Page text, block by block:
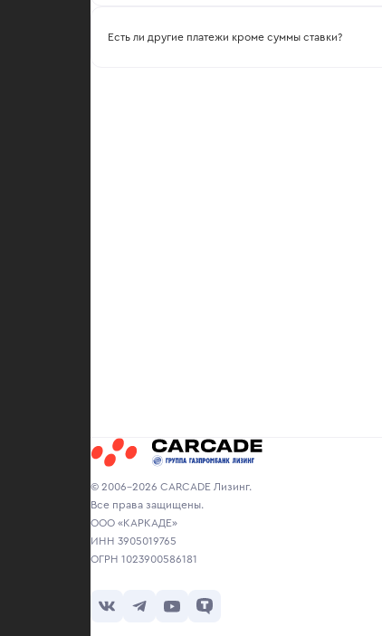
Есть ли другие платежи кроме суммы ставки?
© 2006-2026 CARCADE Лизинг.
Все права защищены.
ООО «КАРКАДЕ»
ИНН 3905019765
ОГРН 1023900586181